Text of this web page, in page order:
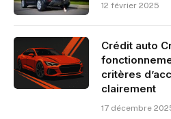
12 février 2025
Crédit auto
critères
clairement
17 décembre